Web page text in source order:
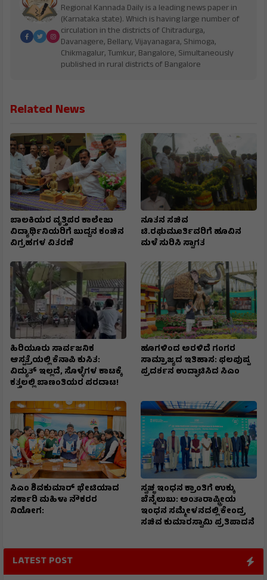
Regional Kannada Daily is a leading news paper in
(Karnataka state). Which is having large number of
circulation in the districts of Chitradurga,
Davanagere, Bellary, Vijayanagara, Shimoga,
Chikmagalur, Tumkur, Bangalore, Simultaneously
published in rural districts of Bangalore
Related News
ಬಾಲಕಿಯರ ವೃತ್ತಿಪರ ಕಾಲೇಜು
ವಿದ್ಯಾರ್ಥಿನಿಯರಿಗೆ ಬುದ್ದನ ಕಂಚಿನ
ವಿಗ್ರಹಗಳ ವಿತರಣೆ
ನೂತನ ಸಚಿವ
ಟಿ.ರಘುಮೂರ್ತಿವರಿಗೆ ಹೂವಿನ
ಮಳೆ ಸುರಿಸಿ ಸ್ವಾಗತ
ಹಿರಿಯೂರು ಸಾರ್ವಜನಿಕ
ಆಸ್ಪತ್ರೆಯಲ್ಲಿ ಕೆನಾಪಿ ಕುಸಿತ:
ವಿದ್ಯುತ್‌ ಇಲ್ಲದೆ, ಸೊಳ್ಳೆಗಳ ಕಾಟಕ್ಕೆ
ಕತ್ತಲಲ್ಲಿ ಬಾಣಂತಿಯರ ಪರದಾಟ!
ಹೂಗಳಿಂದ ಅರಳಿದೆ ಗಂಗರ
ಸಾಮ್ರಾಜ್ಯದ ಇತಿಹಾಸ: ಫಲಪುಷ್ಪ
ಪ್ರದರ್ಶನ ಉದ್ಘಾಟಿಸಿದ ಸಿಎಂ
ಸಿಎಂ ಶಿವಕುಮಾರ್‌ ಭೇಟಿಯಾದ
ಸರ್ಕಾರಿ ಮಹಿಳಾ ನೌಕರರ
ನಿಯೋಗ:
ಸ್ವಚ್ಛ ಇಂಧನ ಕ್ರಾಂತಿಗೆ ಉಕ್ಕು
ಬೆನ್ನೆಲುಬು: ಅಂತಾರಾಷ್ಟ್ರೀಯ
ಇಂಧನ ಸಮ್ಮೇಳನದಲ್ಲಿ ಕೇಂದ್ರ
ಸಚಿವ ಕುಮಾರಸ್ವಾಮಿ ಪ್ರತಿಪಾದನೆ
LATEST POST